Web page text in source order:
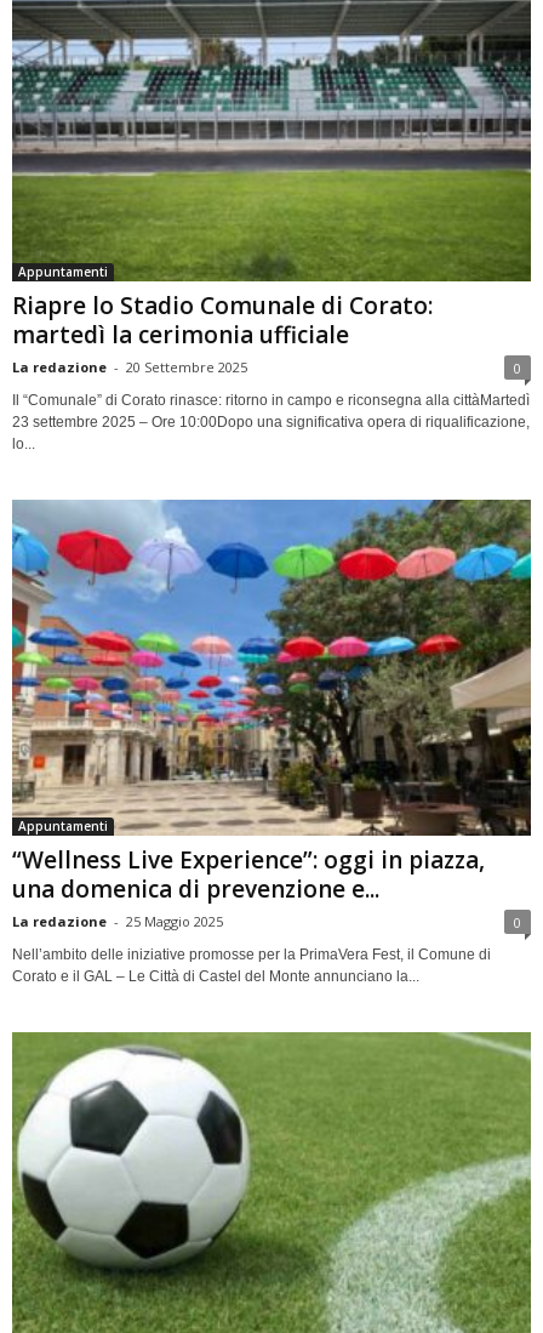
Appuntamenti
Riapre lo Stadio Comunale di Corato:
martedì la cerimonia ufficiale
La redazione - 20 Settembre 2025 0
Il “Comunale” di Corato rinasce: ritorno in campo e riconsegna alla cittàMartedì
23 settembre 2025 – Ore 10:00Dopo una significativa opera di riqualificazione,
lo...
Appuntamenti
“Wellness Live Experience”: oggi in piazza,
una domenica di prevenzione e...
La redazione - 25 Maggio 2025 0
Nell’ambito delle iniziative promosse per la PrimaVera Fest, il Comune di
Corato e il GAL – Le Città di Castel del Monte annunciano la...